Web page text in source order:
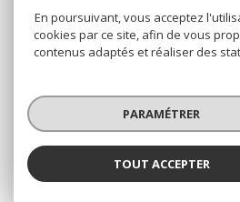
© 2026 | Tous droits réservés |
Nos honoraires
Mentions légales
Politique RGPD
En poursuivant, vous acceptez
cookies par ce site, afin de vous
contenus adaptés et réaliser des
PARAMÉTRER
TOUT ACCEPTER